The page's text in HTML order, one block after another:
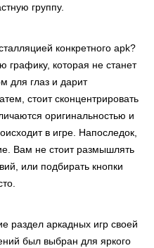
группу.
конкретного apk?
графику, которая не станет
для глаз и дарит
стоит сконцентрировать
оригинальностью и
в игре. Напоследок,
Вам не стоит размышлять
или подбирать кнопки
раздел аркадных игр своей
был выбран для яркого